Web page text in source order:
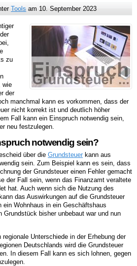
Tools am 10. September 2023
zu
wie
der
manchmal kann es vorkommen, dass der
nicht korrekt ist und deutlich höher
Fall kann ein Einspruch notwendig sein,
neu festzulegen.
notwendig sein?
über die Grundsteuer kann aus
sein. Zum Beispiel kann es sein, dass
der Grundsteuer einen Fehler gemacht
der Fall sein, wenn das Finanzamt veraltete
hat. Auch wenn sich die Nutzung des
das Auswirkungen auf die Grundsteuer
ein Wohnhaus in ein Geschäftshaus
Grundstück bisher unbebaut war und nun
Unterschiede in der Erhebung der
Deutschlands wird die Grundsteuer
In diesem Fall kann es sich lohnen, gegen